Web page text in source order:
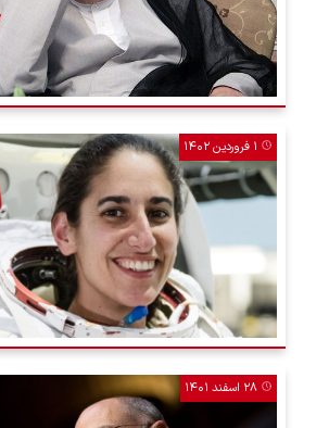
۱ فروردین ۱۴۰۲
۲۸ اسفند ۱۴۰۱